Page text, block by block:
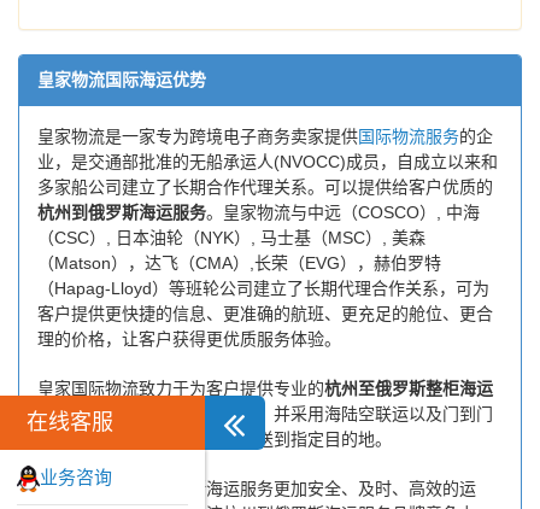
皇家物流国际海运优势
皇家物流是一家专为跨境电子商务卖家提供国际物流服务的企
业，是交通部批准的无船承运人(NVOCC)成员，自成立以来和
多家船公司建立了长期合作代理关系。可以提供给客户优质的
杭州到俄罗斯海运服务。皇家物流与中远（COSCO）, 中海
（CSC）, 日本油轮（NYK）, 马士基（MSC）, 美森
（Matson），达飞（CMA）,长荣（EVG），赫伯罗特
（Hapag-Lloyd）等班轮公司建立了长期代理合作关系，可为
客户提供更快捷的信息、更准确的航班、更充足的舱位、更合
理的价格，让客户获得更优质服务体验。
皇家国际物流致力于为客户提供专业的杭州至俄罗斯整柜海运
和杭州至俄罗斯拼箱海运服务
，并采用海陆空联运以及门到门
运输模式，将货物安全快捷地送到指定目的地。
为了保证杭州到俄罗斯海运服务更加安全、及时、高效的运
在线客服
业务咨询